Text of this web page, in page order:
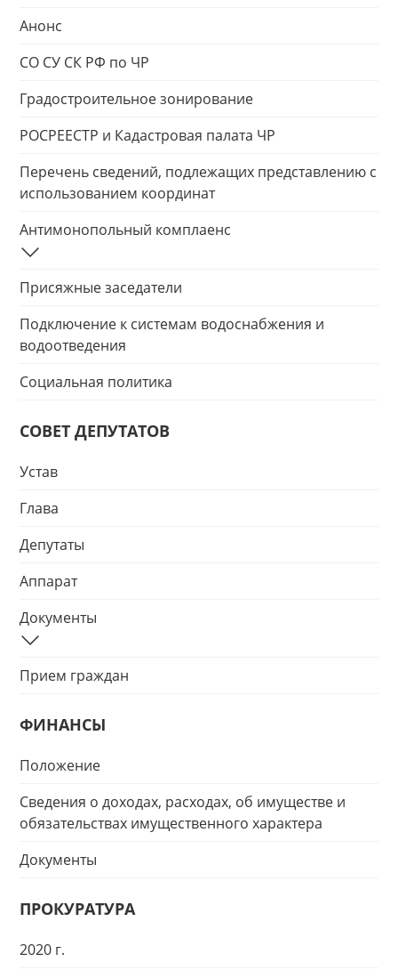
Анонс
СО СУ СК РФ по ЧР
Градостроительное зонирование
РОСРЕЕСТР и Кадастровая палата ЧР
Перечень сведений, подлежащих представлению с
использованием координат
Антимонопольный комплаенс
Присяжные заседатели
Подключение к системам водоснабжения и
водоотведения
Социальная политика
СОВЕТ ДЕПУТАТОВ
Устав
Глава
Депутаты
Аппарат
Документы
Прием граждан
ФИНАНСЫ
Положение
Сведения о доходах, расходах, об имуществе и
обязательствах имущественного характера
Документы
ПРОКУРАТУРА
2020 г.